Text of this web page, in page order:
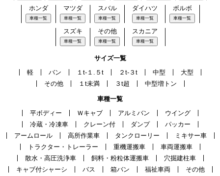
ホンダ
車種一覧
マツダ
車種一覧
スバル
車種一覧
ダイハツ
車種一覧
ボルボ
車種一覧
スズキ
車種一覧
その他
車種一覧
スカニア
車種一覧
サイズ一覧
軽
バン １t-１.５t ２t-３t 中型
大型
その他
１t未満 ３t超 中型増トン
車種一覧
平ボディー
Ｗキャブ アルミバン
ウイング
冷蔵・冷凍車
クレーン付 ダンプ
パッカー
アームロール
高所作業車 タンクローリー
ミキサー車
トラクター・トレーラー
重機運搬車
車両運搬車
散水・高圧洗浄車
飼料・粉粒体運搬車
穴掘建柱車
キャブ付シャーシ
バス 箱バン 福祉車両 その他